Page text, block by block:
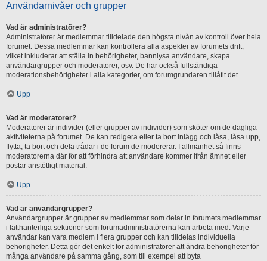
Användarnivåer och grupper
Vad är administratörer?
Administratörer är medlemmar tilldelade den högsta nivån av kontroll över hela
forumet. Dessa medlemmar kan kontrollera alla aspekter av forumets drift,
vilket inkluderar att ställa in behörigheter, bannlysa användare, skapa
användargrupper och moderatorer, osv. De har också fullständiga
moderationsbehörigheter i alla kategorier, om forumgrundaren tillåtit det.
Upp
Vad är moderatorer?
Moderatorer är individer (eller grupper av individer) som sköter om de dagliga
aktiviteterna på forumet. De kan redigera eller ta bort inlägg och låsa, låsa upp,
flytta, ta bort och dela trådar i de forum de modererar. I allmänhet så finns
moderatorerna där för att förhindra att användare kommer ifrån ämnet eller
postar anstötligt material.
Upp
Vad är användargrupper?
Användargrupper är grupper av medlemmar som delar in forumets medlemmar
i lätthanterliga sektioner som forumadministratörerna kan arbeta med. Varje
användar kan vara medlem i flera grupper och kan tilldelas individuella
behörigheter. Detta gör det enkelt för administratörer att ändra behörigheter för
många användare på samma gång, som till exempel att byta